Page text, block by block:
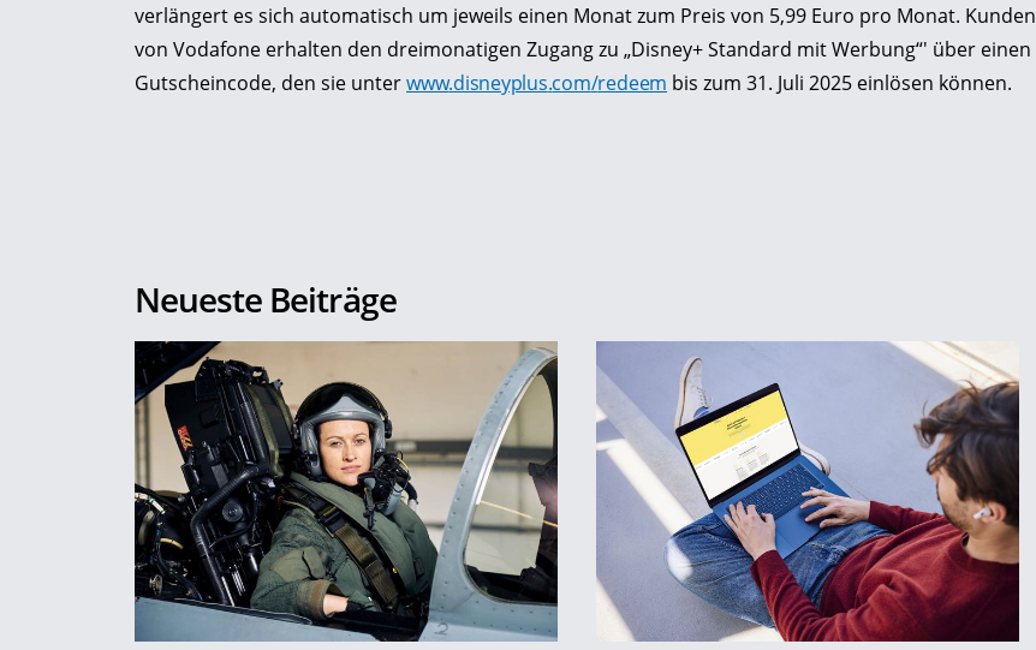
verlängert es sich automatisch um jeweils einen Monat zum Preis von 5,99 Euro pro Monat. Kunden
von Vodafone erhalten den dreimonatigen Zugang zu „Disney+ Standard mit Werbung“' über einen
Gutscheincode, den sie unterwww.disneyplus.com/redeem bis zum 31. Juli 2025 einlösen können.
Neueste Beiträge